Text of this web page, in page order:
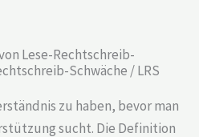
Lese-Rechtschreib-
Schwäche / LRS
zu haben, bevor man
sucht. Die Definition